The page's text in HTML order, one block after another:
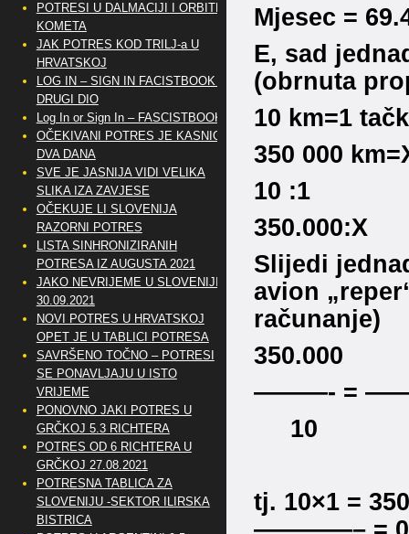
Mjesec =
E, sad
(obrnuta
10 km=1
350 000
10 :1
350.000:X
Slijedi
avion
računanje)
350.000
———- =
10
tj. 10×1 =
POTRESI U DALMACIJI I ORBITE
KOMETA
JAK POTRES KOD TRILJ-a U
HRVATSKOJ
LOG IN – SIGN IN FACISTBOOK –
DRUGI DIO
Log In or Sign In – FASCISTBOOK
OČEKIVANI POTRES JE KASNIO
DVA DANA
SVE JE JASNIJA VIDI VELIKA
SLIKA IZA ZAVJESE
OČEKUJE LI SLOVENIJA
RAZORNI POTRES
LISTA SINHRONIZIRANIH
POTRESA IZ AUGUSTA 2021
JAKO NEVRIJEME U SLOVENIJI
30.09.2021
NOVI POTRES U HRVATSKOJ
OPET JE U TABLICI POTRESA
SAVRŠENO TOČNO – POTRESI
SE PONAVLJAJU U ISTO
VRIJEME
PONOVNO JAKI POTRES U
GRČKOJ 5.3 RICHTERA
POTRES OD 6 RICHTERA U
GRČKOJ 27.08.2021
POTRESNA TABLICA ZA
SLOVENIJU -SEKTOR ILIRSKA
BISTRICA